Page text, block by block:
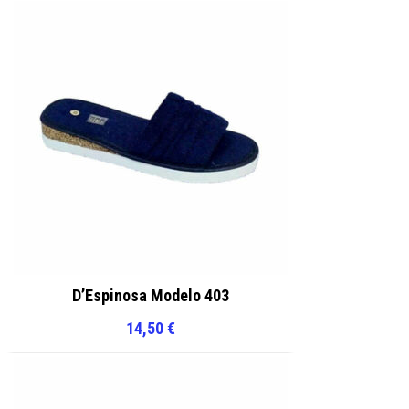
D’Espinosa Modelo 403
14,50€